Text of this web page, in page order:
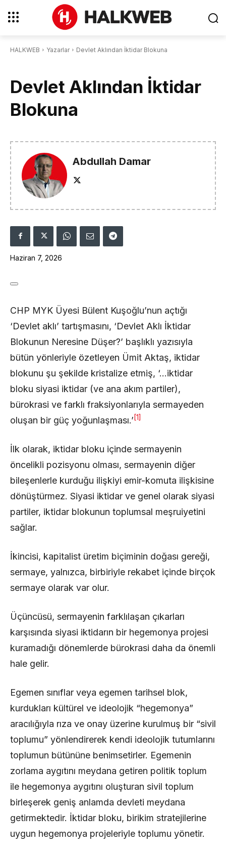
HALKWEB Yazarlar Devlet Aklından İktidar Blokuna
Devlet Aklından İktidar
Blokuna
Abdullah Damar
Haziran 7, 2026
CHP MYK Üyesi Bülent Kuşoğlu’nun açtığı
‘Devlet aklı’ tartışmasını, ‘Devlet Aklı İktidar
Blokunun Neresine Düşer?’ başlıklı yazısıyla
bütün yönleriyle özetleyen Ümit Aktaş, iktidar
blokunu şu şekilde kristalize etmiş, ‘…iktidar
bloku siyasi iktidar (ve ana akım partiler),
bürokrasi ve farklı fraksiyonlarıyla sermayeden
oluşan bir güç yoğunlaşması.’ [1]
İlk olarak, iktidar bloku içinde sermayenin
öncelikli pozisyonu olması, sermayenin diğer
bileşenlerle kurduğu ilişkiyi emir-komuta ilişkisine
dönüştürmez. Siyasi iktidar ve genel olarak siyasi
partiler, iktidar blokunun toplumsal meşruiyetini
sağlar.
İkincisi, kapitalist üretim biçiminin doğası gereği,
sermaye, yalnızca, birbiriyle rekabet içinde birçok
sermaye olarak var olur.
Üçüncüsü, sermayenin farklılaşan çıkarları
karşısında siyasi iktidarın bir hegemonya projesi
kuramadığı dönemlerde bürokrasi daha da önemli
hale gelir.
Egemen sınıflar veya egemen tarihsel blok,
kurdukları kültürel ve ideolojik “hegemonya”
aracılığıyla rıza ve onay üzerine kurulmuş bir “sivil
toplumu” yönlendirerek kendi ideolojik tutumlarını
toplumun bütününe benimsetirler. Egemenin
zorlama aygıtını meydana getiren politik toplum
ile hegemonya aygıtını oluşturan sivil toplum
birleşerek geniş anlamda devleti meydana
getirmektedir. İktidar bloku, birikim stratejilerine
uygun hegemonya projeleriyle toplumu yönetir.